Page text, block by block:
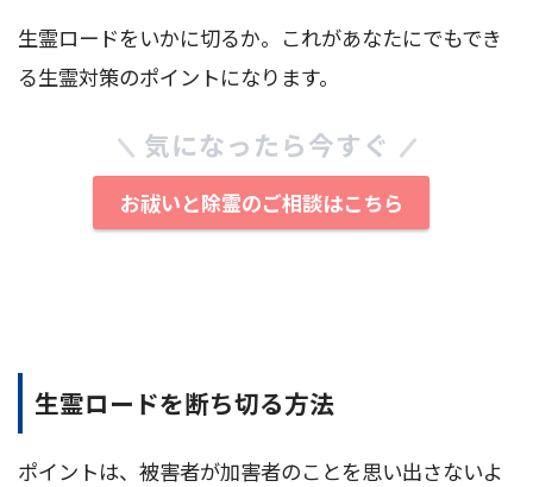
生霊ロードをいかに切るか。これがあなたにでもでき
る生霊対策のポイントになります。
気になったら今すぐ
お祓いと除霊のご相談はこちら
生霊ロードを断ち切る方法
ポイントは、被害者が加害者のことを思い出さないよ